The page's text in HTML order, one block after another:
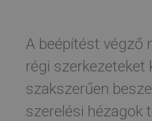
A beépítést végző
régi szerkezeteket
szakszerűen
szerelési hézagok